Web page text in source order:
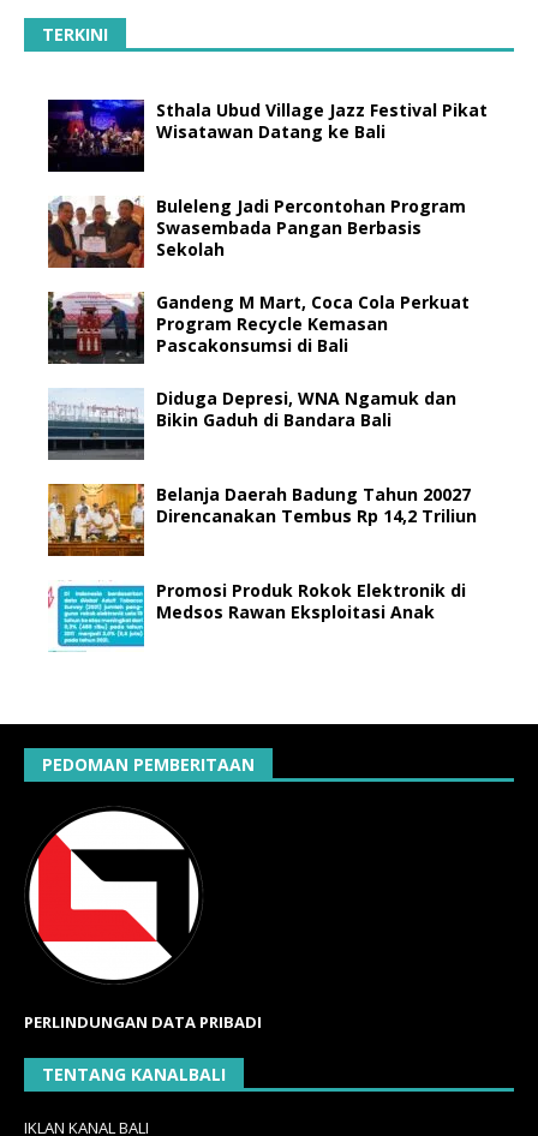
TERKINI
Sthala Ubud Village Jazz Festival Pikat
Wisatawan Datang ke Bali
Buleleng Jadi Percontohan Program
Swasembada Pangan Berbasis
Sekolah
Gandeng M Mart, Coca Cola Perkuat
Program Recycle Kemasan
Pascakonsumsi di Bali
Diduga Depresi, WNA Ngamuk dan
Bikin Gaduh di Bandara Bali
Belanja Daerah Badung Tahun 20027
Direncanakan Tembus Rp 14,2 Triliun
Promosi Produk Rokok Elektronik di
Medsos Rawan Eksploitasi Anak
PEDOMAN PEMBERITAAN
PERLINDUNGAN DATA PRIBADI
TENTANG KANALBALI
IKLAN KANAL BALI